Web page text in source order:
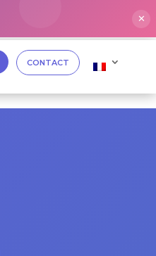
✕
CONTACT